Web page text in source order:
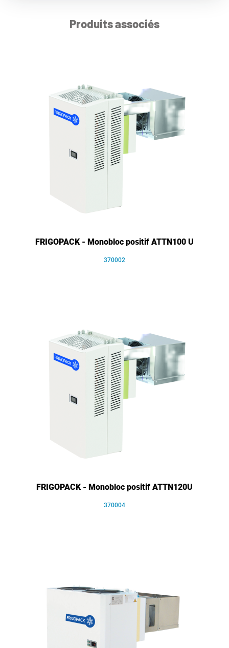
Produits associés
FRIGOPACK - Monobloc positif ATTN100 U
370002
FRIGOPACK - Monobloc positif ATTN120U
370004